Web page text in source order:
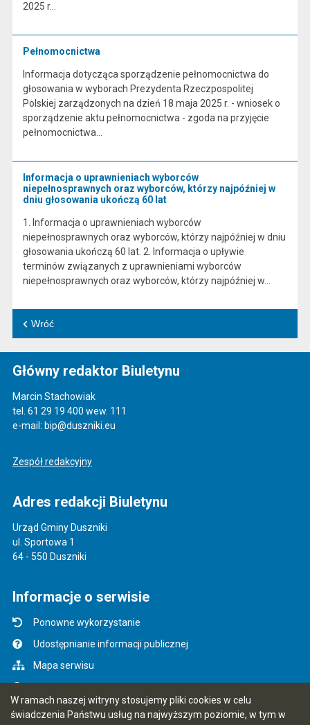
W ramach naszej witryny stosujemy pliki cookies w celu
świadczenia Państwu usług na najwyższym poziomie, w tym w
2025 r…
Pełnomocnictwa
Informacja dotycząca sporządzenie pełnomocnictwa do
głosowania w wyborach Prezydenta Rzeczpospolitej
Polskiej zarządzonych na dzień 18 maja 2025 r. - wniosek o
sporządzenie aktu pełnomocnictwa - zgoda na przyjęcie
pełnomocnictwa…
Informacja o uprawnieniach wyborców
niepełnosprawnych oraz wyborców, którzy najpóźniej w
dniu głosowania ukończą 60 lat
1. Informacja o uprawnieniach wyborców
niepełnosprawnych oraz wyborców, którzy najpóźniej w dniu
głosowania ukończą 60 lat. 2. Informacja o upływie
terminów związanych z uprawnieniami wyborców
niepełnosprawnych oraz wyborców, którzy najpóźniej w…
Wróć
Główny redaktor Biuletynu
Marcin Stachowiak
tel. 61 29 19 400 wew. 111
e-mail: bip@duszniki.eu
Zespół redakcyjny
Adres redakcji Biuletynu
Urząd Gminy Duszniki
ul. Sportowa 1
64 - 550 Duszniki
Informacje o serwisie
Ponowne wykorzystanie
Udostępnianie informacji publicznej
Mapa serwisu
Statystyki oglądalności